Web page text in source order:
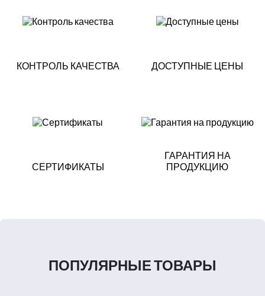
КОНТРОЛЬ КАЧЕСТВА ДОСТУПНЫЕ ЦЕНЫ
СЕРТИФИКАТЫ
ГАРАНТИЯ НА
ПРОДУКЦИЮ
ПОПУЛЯРНЫЕ ТОВАРЫ